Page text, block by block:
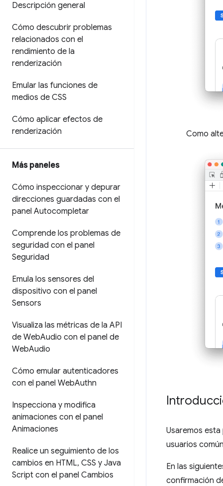
Descripción general
Cómo descubrir problemas
relacionados con el
rendimiento de la
renderización
Emular las funciones de
medios de CSS
Cómo aplicar efectos de
renderización
Más paneles
Cómo inspeccionar y depurar
direcciones guardadas con el
panel Autocompletar
Comprende los problemas de
seguridad con el panel
Seguridad
Emula los sensores del
dispositivo con el panel
Sensors
Visualiza las métricas de la API
de WebAudio con el panel de
WebAudio
Cómo emular autenticadores
con el panel WebAuthn
Inspecciona y modifica
animaciones con el panel
Animaciones
Realice un seguimiento de los
cambios en HTML, CSS y Java
Script con el panel Cambios
Como
Usaremos
usuarios
En las
confirmación